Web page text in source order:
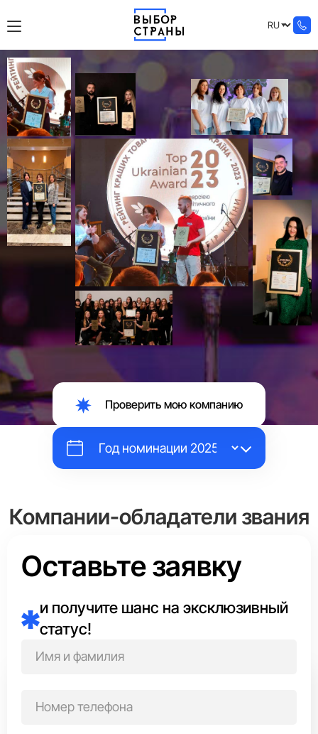
Проверить мою компанию
Компании-обладатели звания
Каждый год эксперты Аналитического центра в каждой
единственного лидера.
Все победители ИТ-сфера
Оставьте заявку
и получите шанс на эксклюзивный
статус!